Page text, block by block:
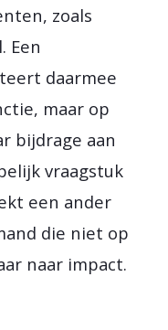
zoals
Een
daarmee
maar op
bijdrage aan
vraagstuk
een ander
die niet op
naar impact.